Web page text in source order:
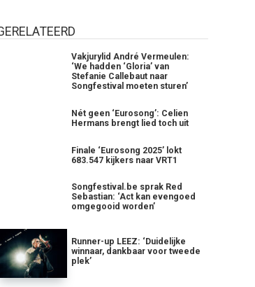
Vakjurylid André Vermeulen:
‘We hadden ‘Gloria’ van
Stefanie Callebaut naar
Songfestival moeten sturen’
Nét geen ‘Eurosong’: Celien
Hermans brengt lied toch uit
Finale ‘Eurosong 2025’ lokt
683.547 kijkers naar VRT1
Songfestival.be sprak Red
Sebastian: ‘Act kan evengoed
omgegooid worden’
Runner-up LEEZ: ‘Duidelijke
winnaar, dankbaar voor tweede
plek’